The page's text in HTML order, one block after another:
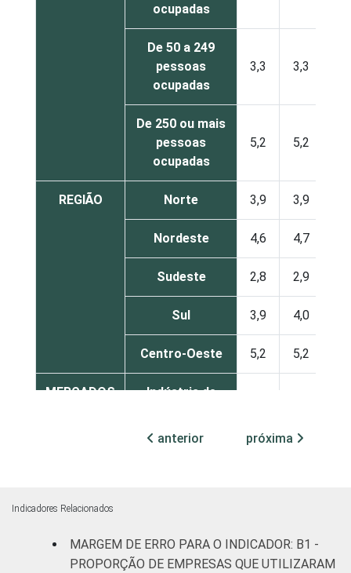
ocupadas
De 50 a 249
pessoas
ocupadas
3,3 3,3
De 250 ou mais
pessoas
ocupadas
5,2 5,2
REGIÃO Norte 3,9 3,9
Nordeste 4,6 4,7
Sudeste 2,8 2,9
Sul 3,9 4,0
Centro-Oeste 5,2 5,2
MERCADOS
Indústria de
automotores e
motocicletas
anterior próxima
Indicadores Relacionados
MARGEM DE ERRO PARA O INDICADOR: B1 -
PROPORÇÃO DE EMPRESAS QUE UTILIZARAM